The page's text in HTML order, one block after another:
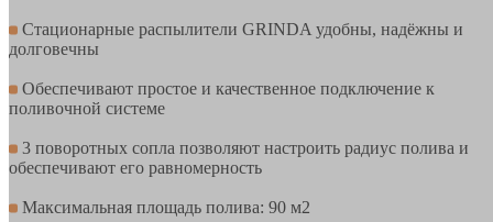
Стационарные распылители GRINDA удобны, надёжны и
долговечны
Обеспечивают простое и качественное подключение к
поливочной системе
3 поворотных сопла позволяют настроить радиус полива и
обеспечивают его равномерность
Максимальная площадь полива: 90 м2